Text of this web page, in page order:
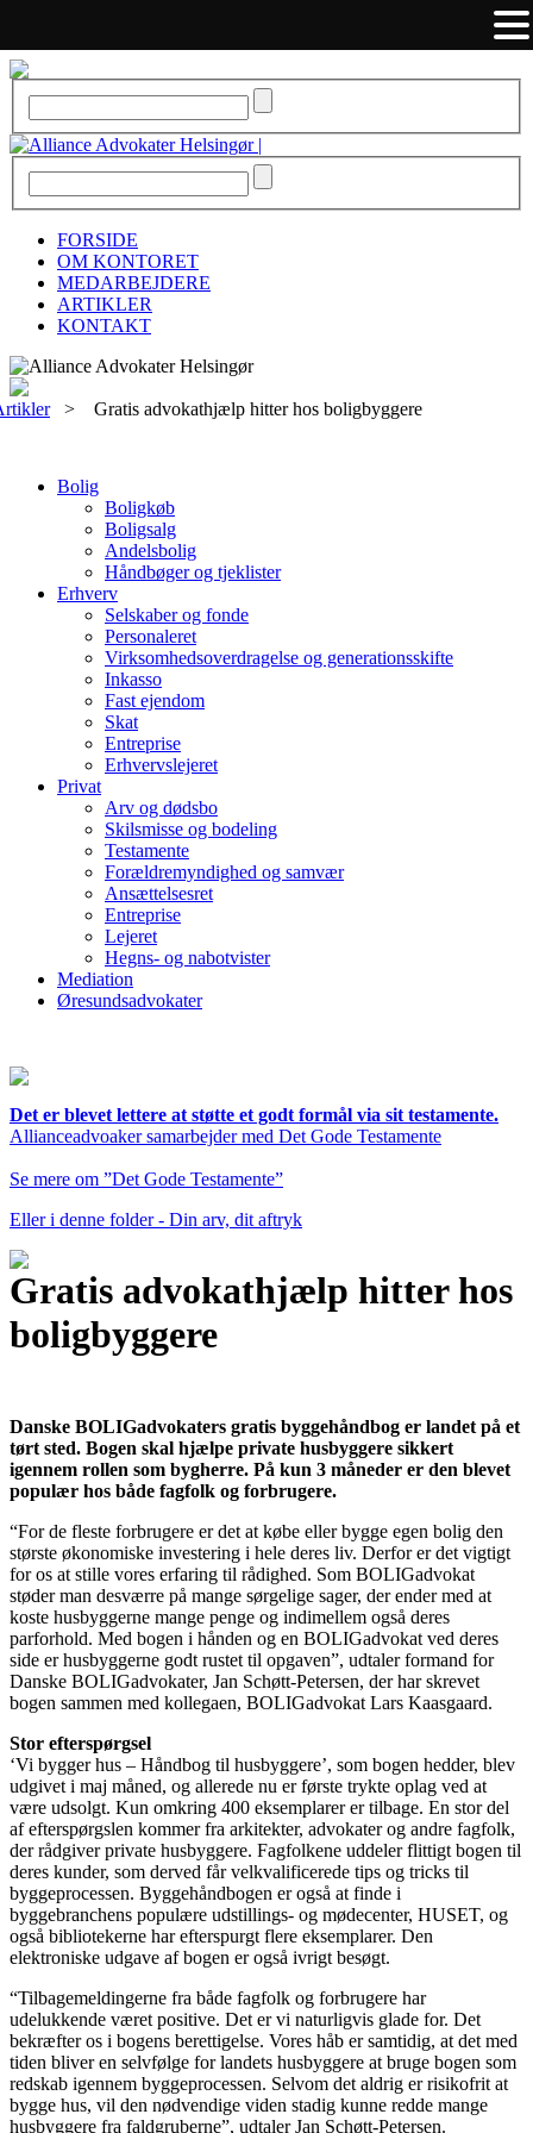
FORSIDE
OM KONTORET
MEDARBEJDERE
ARTIKLER
KONTAKT
> Gratis advokathjælp hitter hos boligbyggere
Bolig
Boligkøb
Boligsalg
Andelsbolig
Håndbøger og tjeklister
Erhverv
Selskaber og fonde
Personaleret
Virksomhedsoverdragelse og generationsskifte
Inkasso
Fast ejendom
Skat
Entreprise
Erhvervslejeret
Privat
Arv og dødsbo
Skilsmisse og bodeling
Testamente
Forældremyndighed og samvær
Ansættelsesret
Entreprise
Lejeret
Hegns- og nabotvister
Mediation
Øresundsadvokater
Det er blevet lettere at støtte et godt formål via sit testamente.
Allianceadvoaker samarbejder med Det Gode Testamente
Se mere om ”Det Gode Testamente”
Eller i denne folder - Din arv, dit aftryk
Gratis advokathjælp hitter hos
boligbyggere
Danske BOLIGadvokaters gratis byggehåndbog er landet på et
tørt sted. Bogen skal hjælpe private husbyggere sikkert
igennem rollen som bygherre. På kun 3 måneder er den blevet
populær hos både fagfolk og forbrugere.
“For de fleste forbrugere er det at købe eller bygge egen bolig den
største økonomiske investering i hele deres liv. Derfor er det vigtigt
for os at stille vores erfaring til rådighed. Som BOLIGadvokat
støder man desværre på mange sørgelige sager, der ender med at
koste husbyggerne mange penge og indimellem også deres
parforhold. Med bogen i hånden og en BOLIGadvokat ved deres
side er husbyggerne godt rustet til opgaven”, udtaler formand for
Danske BOLIGadvokater, Jan Schøtt-Petersen, der har skrevet
bogen sammen med kollegaen, BOLIGadvokat Lars Kaasgaard.
Stor efterspørgsel
‘Vi bygger hus – Håndbog til husbyggere’, som bogen hedder, blev
udgivet i maj måned, og allerede nu er første trykte oplag ved at
være udsolgt. Kun omkring 400 eksemplarer er tilbage. En stor del
af efterspørgslen kommer fra arkitekter, advokater og andre fagfolk,
der rådgiver private husbyggere. Fagfolkene uddeler flittigt bogen til
deres kunder, som derved får velkvalificerede tips og tricks til
byggeprocessen. Byggehåndbogen er også at finde i
byggebranchens populære udstillings- og mødecenter, HUSET, og
også bibliotekerne har efterspurgt flere eksemplarer. Den
elektroniske udgave af bogen er også ivrigt besøgt.
“Tilbagemeldingerne fra både fagfolk og forbrugere har
udelukkende været positive. Det er vi naturligvis glade for. Det
bekræfter os i bogens berettigelse. Vores håb er samtidig, at det med
tiden bliver en selvfølge for landets husbyggere at bruge bogen som
redskab igennem byggeprocessen. Selvom det aldrig er risikofrit at
bygge hus, vil den nødvendige viden stadig kunne redde mange
husbyggere fra faldgruberne”, udtaler Jan Schøtt-Petersen.